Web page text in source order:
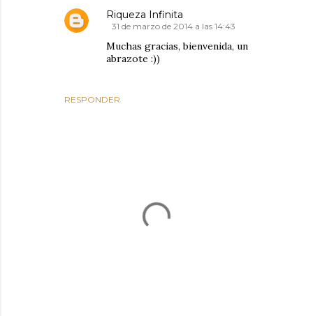
RESPONDER
Riqueza Infinita
31 de marzo de 2014 a las 14:43
Muchas gracias, bienvenida, un
abrazote :))